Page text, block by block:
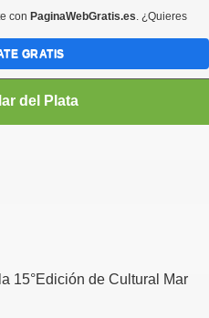
del Plata
15°Edición de Cultural Mar
con PaginaWebGratis.es. ¿Quieres
GRATIS